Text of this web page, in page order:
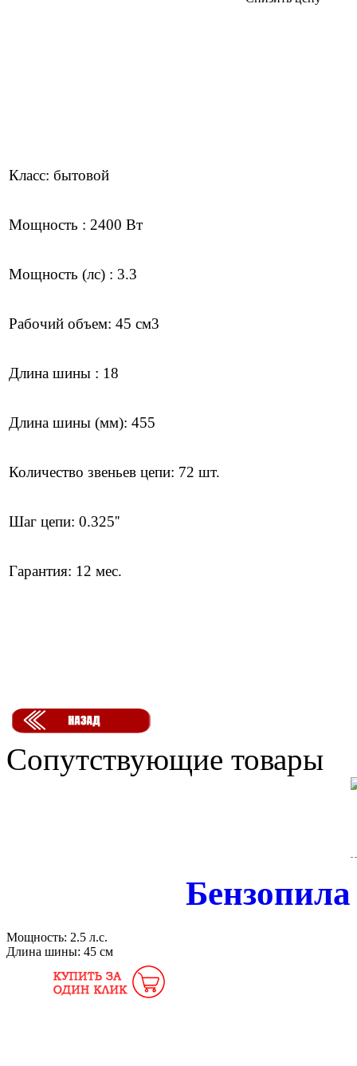
Класс: бытовой
Мощность : 2400 Вт
Мощность (лс) : 3.3
Рабочий объем: 45 см3
Длина шины : 18
Длина шины (мм): 455
Количество звеньев цепи: 72 шт.
Шаг цепи: 0.325''
Гарантия: 12 мес.
Сопутствующие товары
Мощность: 2.5 л.с.
Длина шины: 45 см